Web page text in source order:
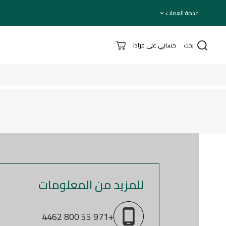
تخطي إلى المحتوى
خدمة العملاء
بحث حسابي على فرادا
للمزيد من المعلومات
+971 55 800 4462